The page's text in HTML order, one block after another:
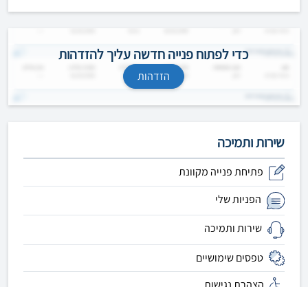
כדי לפתוח פנייה חדשה עליך להזדהות
הזדהות
שירות ותמיכה
פתיחת פנייה מקוונת
הפניות שלי
שירות ותמיכה
טפסים שימושיים